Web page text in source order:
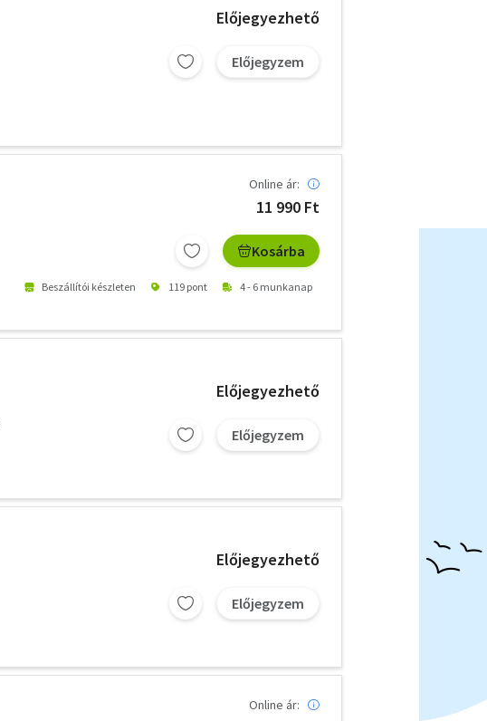
Előjegyezhető
Előjegyzem
Online ár:
11 990 Ft
Kosárba
Beszállítói készleten 119 pont 4 - 6 munkanap
Előjegyezhető
Előjegyzem
Előjegyezhető
Előjegyzem
Online ár: